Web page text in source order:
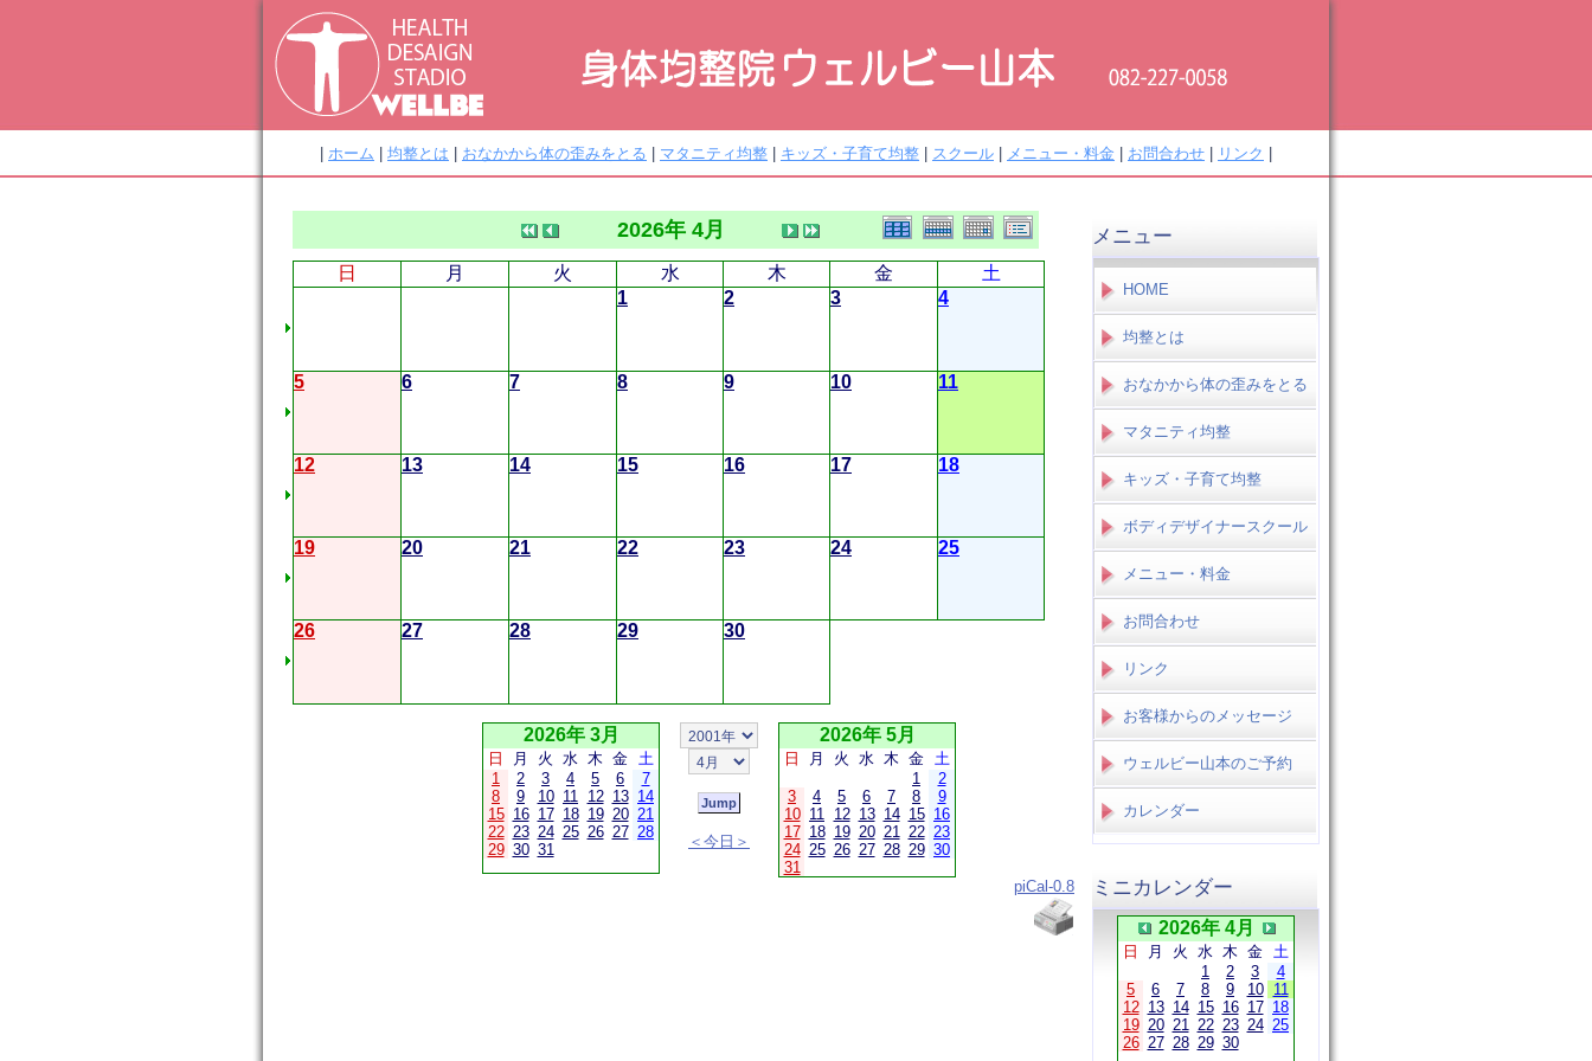
ホーム 均整とは おなかから体の歪みをとる マタニティ均整 キッズ・子育て均整 スクール メニュー・料金 お問合わせ リンク
2026年 4月
日 月 火 水 木 金
土
1
2 3 4
5 6 7 8 9 10 11
12 13 14 15 16 17 18
19 20 21 22 23 24 25
26 27 28 29 30
2026年 3月
日 月 火 水 木 金 土
1
2 3 4 5 6
7
8
9 10 11 12 13 14
15 16 17 18 19 20 21
22 23 24 25 26 27 28
29 30 31 ＜今日＞
2026年 5月
日 月 火 水 木 金 土
1
2
3
4 5 6 7 8
9
10 11 12 13 14 15 16
17 18 19 20 21 22 23
24 25 26 27 28 29 30
31
piCal-0.8
メニュー
HOME
均整とは
おなかから体の歪みをとる
マタニティ均整
キッズ・子育て均整
ボディデザイナースクール
メニュー・料金
お問合わせ
リンク
お客様からのメッセージ
ウェルビー山本のご予約
カレンダー
ミニカレンダー
2026年 4月
日 月 火 水 木 金 土
1
2 3
4
5
6 7 8 9 10
11
12 13 14 15 16 17 18
19 20 21 22 23 24 25
26 27 28 29 30